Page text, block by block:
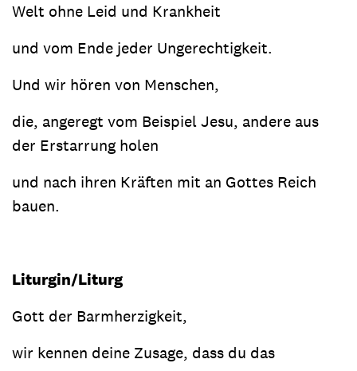
Welt ohne Leid und Krankheit
und vom Ende jeder Ungerechtigkeit.
Und wir hören von Menschen,
die, angeregt vom Beispiel Jesu, andere aus
der Erstarrung holen
und nach ihren Kräften mit an Gottes Reich
bauen.
Liturgin/Liturg
Gott der Barmherzigkeit,
wir kennen deine Zusage, dass du das